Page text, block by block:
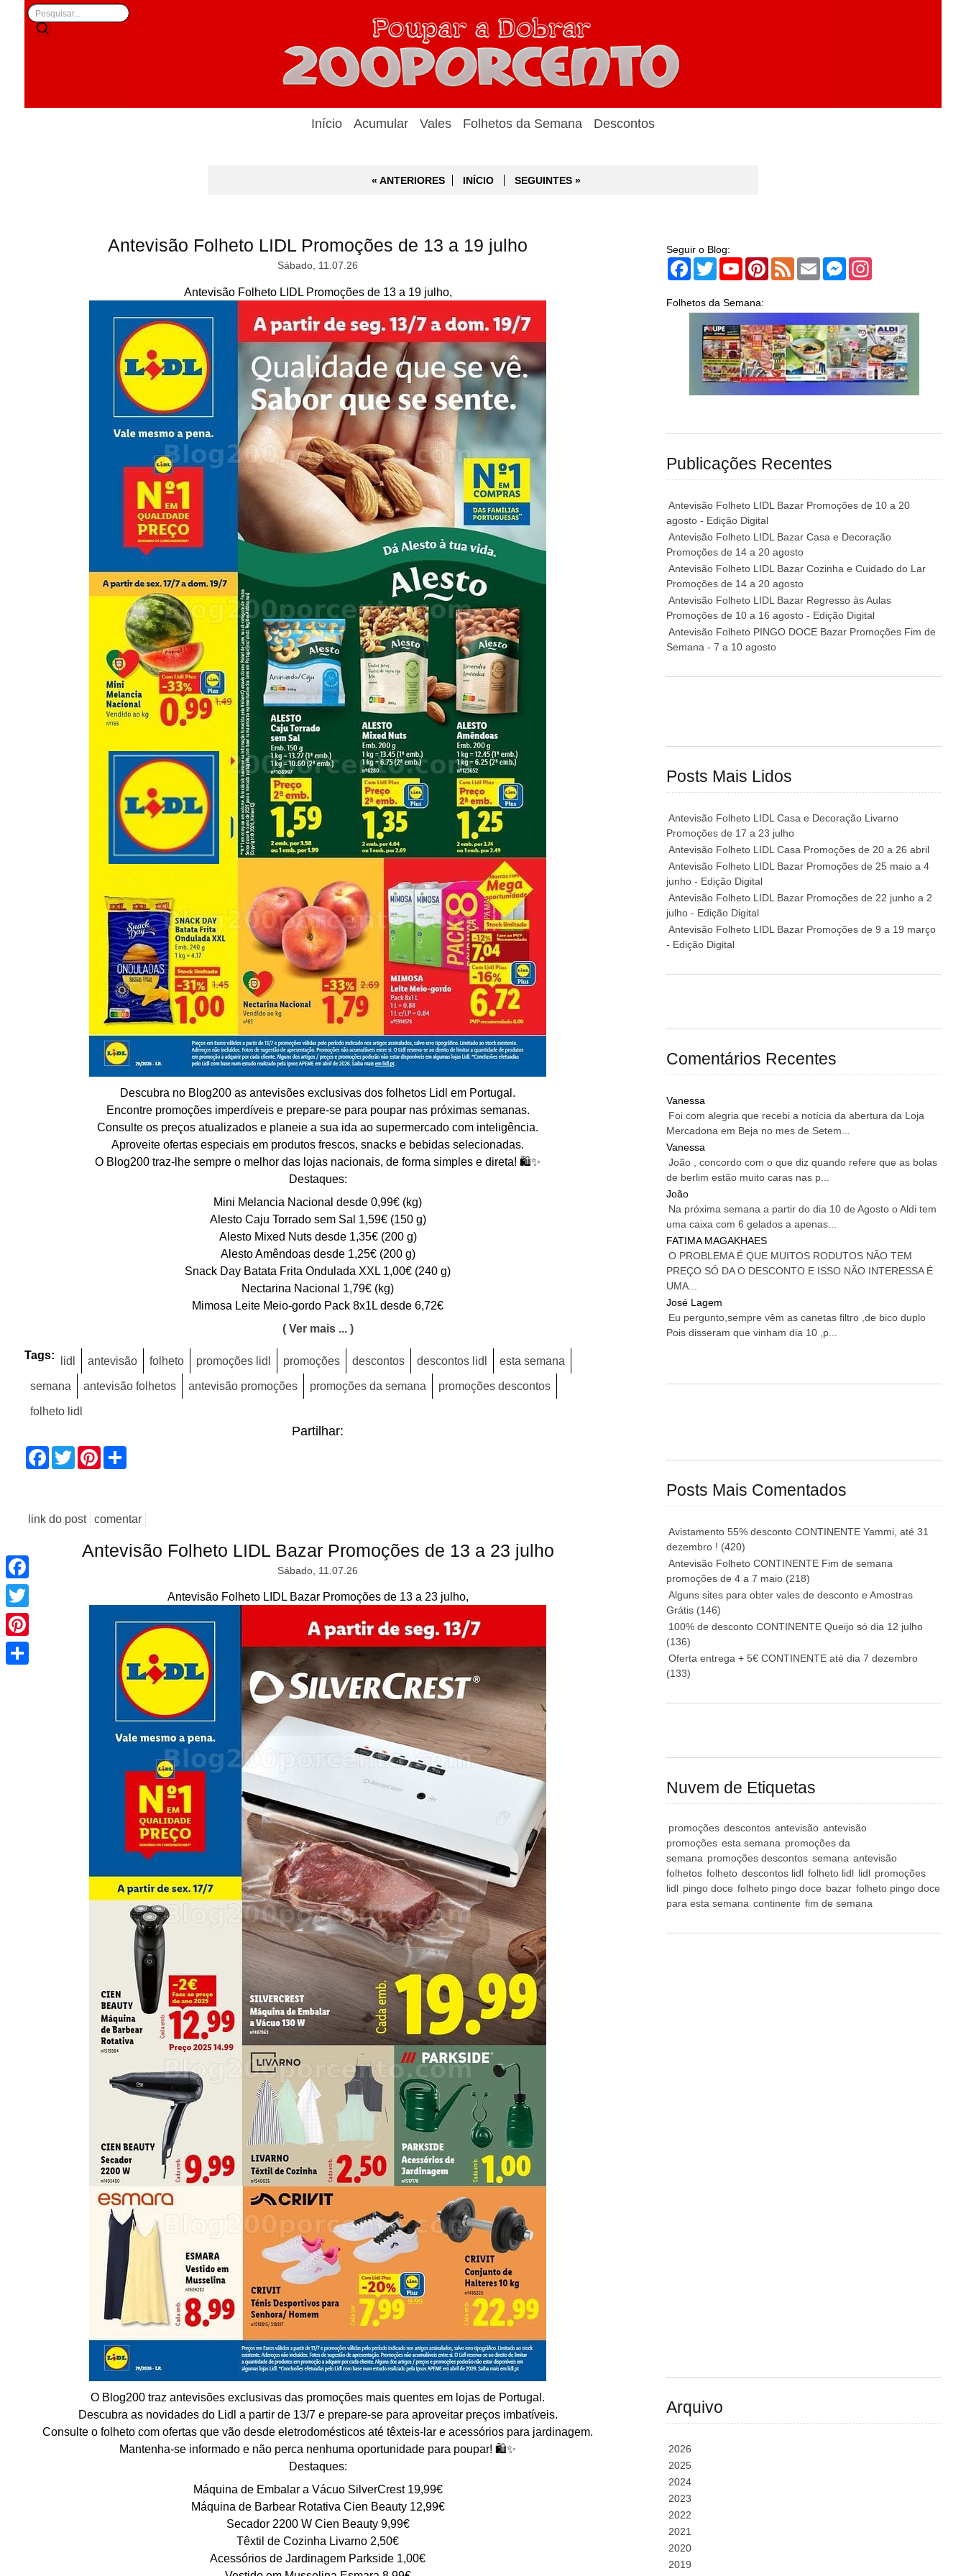
Início Acumular Vales Folhetos da Semana Descontos
« ANTERIORES INÍCIO SEGUINTES »
Antevisão Folheto LIDL Promoções de 13 a 19 julho
Sábado, 11.07.26
Antevisão Folheto LIDL Promoções de 13 a 19 julho,
Descubra no Blog200 as antevisões exclusivas dos folhetos Lidl em Portugal.
Encontre promoções imperdíveis e prepare-se para poupar nas próximas semanas.
Consulte os preços atualizados e planeie a sua ida ao supermercado com inteligência.
Aproveite ofertas especiais em produtos frescos, snacks e bebidas selecionadas.
O Blog200 traz-lhe sempre o melhor das lojas nacionais, de forma simples e direta! 🛍️✨
Destaques:
Mini Melancia Nacional desde 0,99€ (kg)
Alesto Caju Torrado sem Sal 1,59€ (150 g)
Alesto Mixed Nuts desde 1,35€ (200 g)
Alesto Amêndoas desde 1,25€ (200 g)
Snack Day Batata Frita Ondulada XXL 1,00€ (240 g)
Nectarina Nacional 1,79€ (kg)
Mimosa Leite Meio-gordo Pack 8x1L desde 6,72€
( Ver mais ... )
Tags: lidl antevisão folheto promoções lidl promoções descontos descontos lidl
esta semana
semana
antevisão folhetos antevisão promoções promoções da semana
promoções descontos
folheto lidl
Partilhar:
Facebook
TwitterPinterest
Share
link do post comentar
Antevisão Folheto LIDL Bazar Promoções de 13 a 23 julho
Sábado, 11.07.26
Antevisão Folheto LIDL Bazar Promoções de 13 a 23 julho,
O Blog200 traz antevisões exclusivas das promoções mais quentes em lojas de Portugal.
Descubra as novidades do Lidl a partir de 13/7 e prepare-se para aproveitar preços imbatíveis.
Consulte o folheto com ofertas que vão desde eletrodomésticos até têxteis-lar e acessórios para jardinagem.
Mantenha-se informado e não perca nenhuma oportunidade para poupar! 🛍️✨
Destaques:
Máquina de Embalar a Vácuo SilverCrest 19,99€
Máquina de Barbear Rotativa Cien Beauty 12,99€
Secador 2200 W Cien Beauty 9,99€
Têxtil de Cozinha Livarno 2,50€
Acessórios de Jardinagem Parkside 1,00€
Seguir o Blog:
Facebook
TwitterYouTubePinterest
Feed Email Messenger
Folhetos da Semana:
Publicações Recentes
Antevisão Folheto LIDL Bazar Promoções de 10 a 20
agosto - Edição Digital
Antevisão Folheto LIDL Bazar Casa e Decoração
Promoções de 14 a 20 agosto
Antevisão Folheto LIDL Bazar Cozinha e Cuidado do Lar
Promoções de 14 a 20 agosto
Antevisão Folheto LIDL Bazar Regresso às Aulas
Promoções de 10 a 16 agosto - Edição Digital
Antevisão Folheto PINGO DOCE Bazar Promoções Fim de
Semana - 7 a 10 agosto
Posts Mais Lidos
Antevisão Folheto LIDL Casa e Decoração Livarno
Promoções de 17 a 23 julho
Antevisão Folheto LIDL Casa Promoções de 20 a 26 abril
Antevisão Folheto LIDL Bazar Promoções de 25 maio a 4
junho - Edição Digital
Antevisão Folheto LIDL Bazar Promoções de 22 junho a 2
julho - Edição Digital
Antevisão Folheto LIDL Bazar Promoções de 9 a 19 março
- Edição Digital
Comentários Recentes
Vanessa
Foi com alegria que recebi a notícia da abertura da Loja
Mercadona em Beja no mes de Setem...
Vanessa
João , concordo com o que diz quando refere que as bolas
de berlim estão muito caras nas p...
João
Na próxima semana a partir do dia 10 de Agosto o Aldi tem
uma caixa com 6 gelados a apenas...
FATIMA MAGAKHAES
O PROBLEMA É QUE MUITOS RODUTOS NÃO TEM
PREÇO SÓ DA O DESCONTO E ISSO NÃO INTERESSA É
UMA...
José Lagem
Eu pergunto,sempre vêm as canetas filtro ,de bico duplo
Pois disseram que vinham dia 10 ,p...
Posts Mais Comentados
Avistamento 55% desconto CONTINENTE Yammi, até 31
dezembro ! (420)
Antevisão Folheto CONTINENTE Fim de semana
promoções de 4 a 7 maio (218)
Alguns sites para obter vales de desconto e Amostras
Grátis (146)
100% de desconto CONTINENTE Queijo só dia 12 julho
(136)
Oferta entrega + 5€ CONTINENTE até dia 7 dezembro
(133)
Nuvem de Etiquetas
promoções descontos antevisão antevisão
promoções esta semana promoções da
semana promoções descontos semana antevisão
folhetos folheto descontos lidl folheto lidl lidl promoções
lidl pingo doce folheto pingo doce bazar folheto pingo doce
para esta semana continente fim de semana
Arquivo
2026
2025
2024
2023
2022
2021
2020
2019